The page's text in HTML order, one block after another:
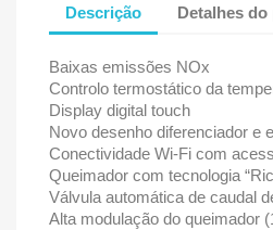
Descrição Detalhes
Baixas emissões NOx
Controlo termostático da
Display digital touch
Novo desenho diferenciador e
Conectividade Wi-Fi com
Queimador com tecnologia
Válvula automática de caudal
Alta modulação do queimador